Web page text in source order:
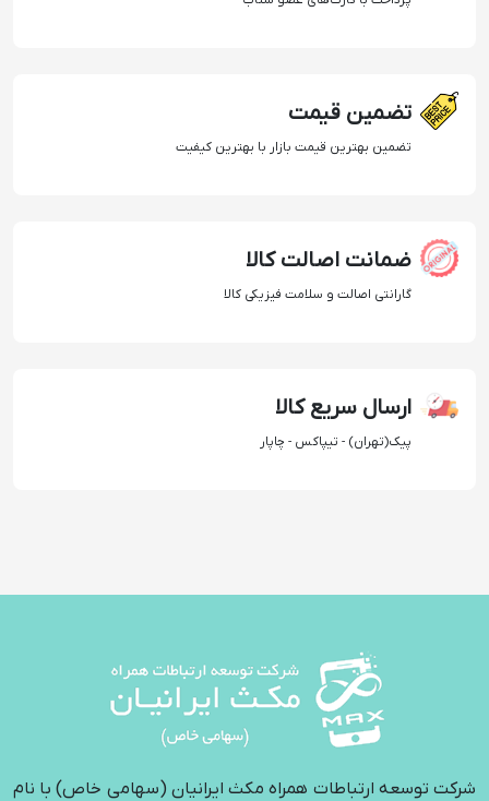
تضمین قیمت
تضمین بهترین قیمت بازار با بهترین کیفیت
ضمانت اصالت کالا
گارانتی اصالت و سلامت فیزیکی کالا
ارسال سریع کالا
پیک(تهران) - تیپاکس - چاپار
شرکت توسعه ارتباطات همراه مکث ایرانیان (سهامی خاص) با نام